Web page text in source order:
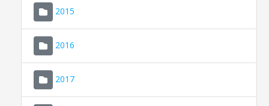
2015
2016
2017